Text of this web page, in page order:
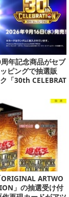
周年記念商品がセブ
ピングで抽選販
「30th CELEBRAT
フィ・ブラッキー
ARTWO
」の抽選受け付